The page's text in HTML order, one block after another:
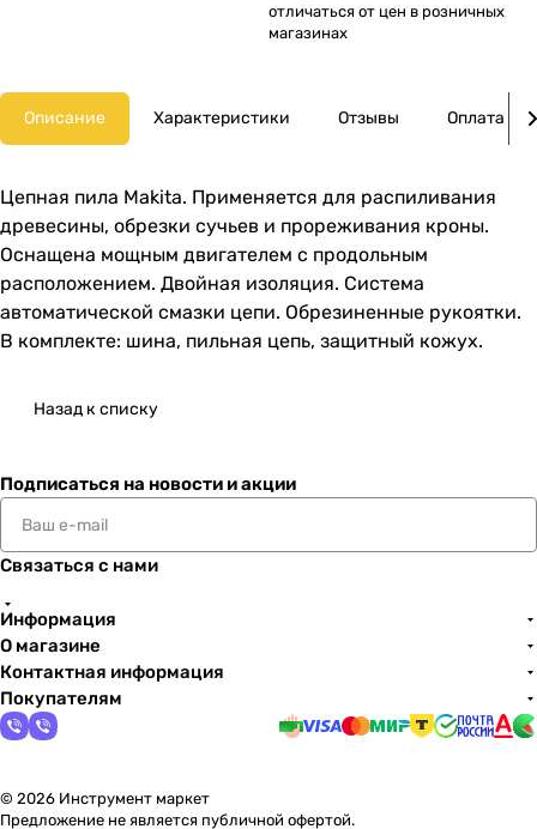
отличаться от цен в розничных
магазинах
Описание Характеристики Отзывы Оплата
Цепная пила Makita. Применяется для распиливания
древесины, обрезки сучьев и прореживания кроны.
Оснащена мощным двигателем с продольным
расположением. Двойная изоляция. Система
автоматической смазки цепи. Обрезиненные рукоятки.
В комплекте: шина, пильная цепь, защитный кожух.
Назад к списку
Подписаться на новости и акции
Связаться с нами
Информация
О магазине
Контактная информация
Покупателям
© 2026 Инструмент маркет
Предложение не является публичной офертой.